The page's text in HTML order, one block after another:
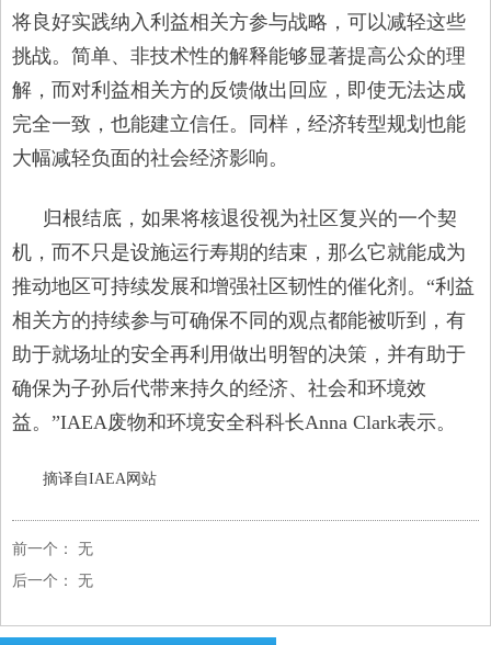
将良好实践纳入利益相关方参与战略，可以减轻这些
挑战。简单、非技术性的解释能够显著提高公众的理
解，而对利益相关方的反馈做出回应，即使无法达成
完全一致，也能建立信任。同样，经济转型规划也能
大幅减轻负面的社会经济影响。
归根结底，如果将核退役视为社区复兴的一个契
机，而不只是设施运行寿期的结束，那么它就能成为
推动地区可持续发展和增强社区韧性的催化剂。“利益
相关方的持续参与可确保不同的观点都能被听到，有
助于就场址的安全再利用做出明智的决策，并有助于
确保为子孙后代带来持久的经济、社会和环境效
益。”IAEA废物和环境安全科科长Anna Clark表示。
摘译自IAEA网站
前一个：
无
后一个：
无